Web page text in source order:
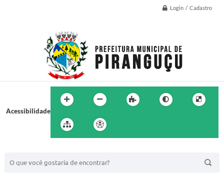
Login / Cadastro
Acessibilidade